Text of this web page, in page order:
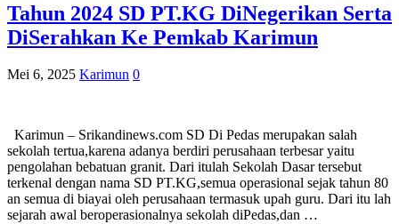
Tahun 2024 SD PT.KG DiNegerikan Serta
DiSerahkan Ke Pemkab Karimun
Mei 6, 2025 Karimun 0
Karimun – Srikandinews.com SD Di Pedas merupakan salah
sekolah tertua,karena adanya berdiri perusahaan terbesar yaitu
pengolahan bebatuan granit. Dari itulah Sekolah Dasar tersebut
terkenal dengan nama SD PT.KG,semua operasional sejak tahun 80
an semua di biayai oleh perusahaan termasuk upah guru. Dari itu lah
sejarah awal beroperasionalnya sekolah diPedas,dan …